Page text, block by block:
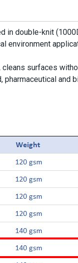
double-knit
environment
surfaces
pharmaceutical and